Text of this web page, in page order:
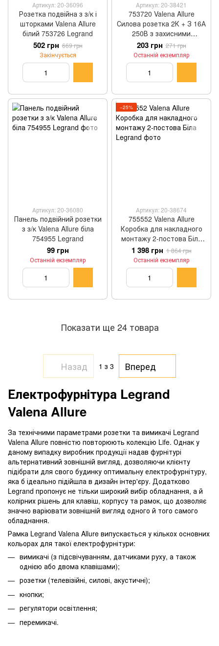
Артикул: 20-36096
Розетка подвійна з з/к і
шторками Valena Allure
білий 753726 Legrand
502 грн 669 грн
Закінчується
Артикул: 20-38421
753720 Valena Allure
Силова розетка 2К + З 16А
250В з захисними
шторками Безгвинтові
затискачі З лицьового
панеллю Біла Legrand
203 грн 271 грн
Останній екземпляр
Артикул: 20-36080
Панель подвійний розетки
з з/к Valena Allure біла
754955 Legrand
99 грн
Останній екземпляр
−25%
Артикул: 20-38674
755552 Valena Allure
Коробка для накладного
монтажу 2-постова Біла
Legrand
1 398 грн 1 864 грн
Останній екземпляр
Показати ще 24 товара
Назад 1 з 3 Вперед
Електрофурнітура Legrand
Valena Allure
За технічними параметрами розетки та вимикачі Legrand
Valena Allure повністю повторюють колекцію Life. Однак у
даному випадку виробник продукції надав фурнітурі
альтернативний зовнішній вигляд, дозволяючи клієнту
підібрати для свого будинку оптимальну електрофурнітуру,
яка б ідеально підійшла в дизайн інтер'єру. Додатково
Legrand пропонує не тільки широкий вибір обладнання, а й
колірних рішень для клавіш, корпусу та рамок, що дозволяє
значно варіювати зовнішній вигляд одного й того самого
обладнання.
Рамка Legrand Valena Allure випускається у кількох основних
кольорах для такої електрофурнітури:
вимикачі (з підсвічуванням, датчиками руху, а також
однією або двома клавішами);
розетки (телевізійні, силові, акустичні);
кнопки;
регулятори освітлення;
перемикачі.